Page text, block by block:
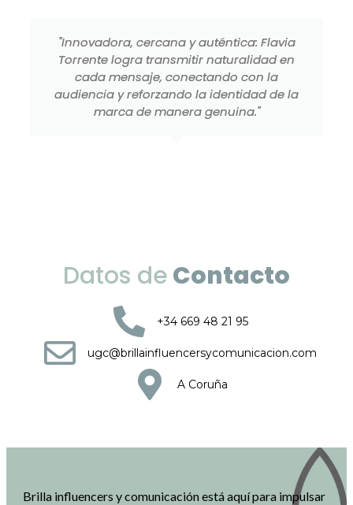
"Innovadora, cercana y auténtica: Flavia
Torrente logra transmitir naturalidad en
cada mensaje, conectando con la
audiencia y reforzando la identidad de la
marca de manera genuina."
Datos deContacto
+34 669 48 21 95
ugc@brillainfluencersycomunicacion.com
A Coruña
Brilla influencers y comunicación está aquí para impulsar